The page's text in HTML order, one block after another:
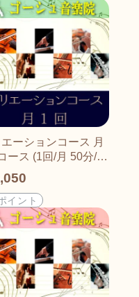
ーションコース 月
ース (1回/月 50分/
イント